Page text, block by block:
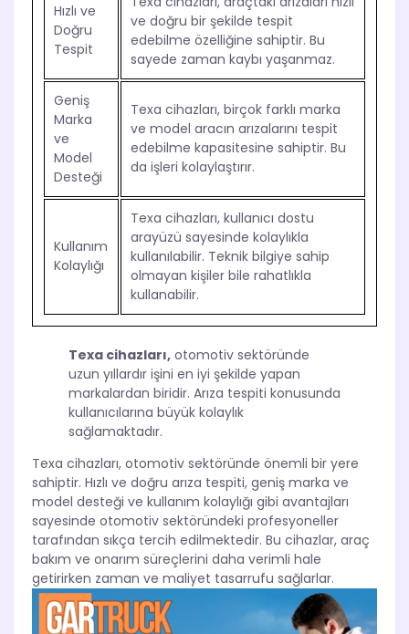
Hızlı ve
Doğru
Tespit
ve doğru bir şekilde tespit
edebilme özelliğine sahiptir. Bu
sayede zaman kaybı yaşanmaz.
Geniş
Marka
ve
Model
Desteği
Texa cihazları, birçok farklı marka
ve model aracın arızalarını tespit
edebilme kapasitesine sahiptir. Bu
da işleri kolaylaştırır.
Kullanım
Kolaylığı
Texa cihazları, kullanıcı dostu
arayüzü sayesinde kolaylıkla
kullanılabilir. Teknik bilgiye sahip
olmayan kişiler bile rahatlıkla
kullanabilir.
Texa cihazları, otomotiv sektöründe
uzun yıllardır işini en iyi şekilde yapan
markalardan biridir. Arıza tespiti konusunda
kullanıcılarına büyük kolaylık
sağlamaktadır.
Texa cihazları, otomotiv sektöründe önemli bir yere
sahiptir. Hızlı ve doğru arıza tespiti, geniş marka ve
model desteği ve kullanım kolaylığı gibi avantajları
sayesinde otomotiv sektöründeki profesyoneller
tarafından sıkça tercih edilmektedir. Bu cihazlar, araç
bakım ve onarım süreçlerini daha verimli hale
getirirken zaman ve maliyet tasarrufu sağlarlar.